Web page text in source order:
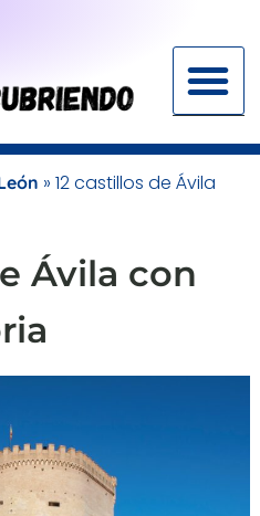
» 12 castillos de Ávila
Ávila con